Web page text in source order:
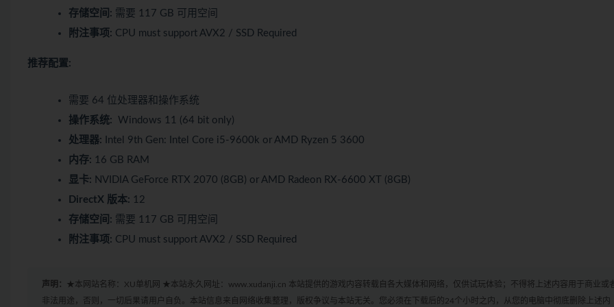
存储空间: 需要 117 GB 可用空间
附注事项: CPU must support AVX2 / SSD Required
推荐配置:
需要 64 位处理器和操作系统
操作系统: Windows 11 (64 bit only)
处理器: Intel 9th Gen: Intel Core i5-9600k or AMD Ryzen 5 3600
内存: 16 GB RAM
显卡: NVIDIA GeForce RTX 2070 (8GB) or AMD Radeon RX-6600 XT (8GB)
DirectX 版本: 12
存储空间: 需要 117 GB 可用空间
附注事项: CPU must support AVX2 / SSD Required
声明： ★本网站名称：XU单机网 ★本站永久网址：www.xudanji.cn 本站提供的游戏内容转载自各大媒体和网络，仅供试玩体验；不得将上述内容用于商业或
非法用途，否则，一切后果请用户自负。本站信息来自网络收集整理，版权争议与本站无关。您必须在下载后的24个小时之内，从您的电脑中彻底删除上述内